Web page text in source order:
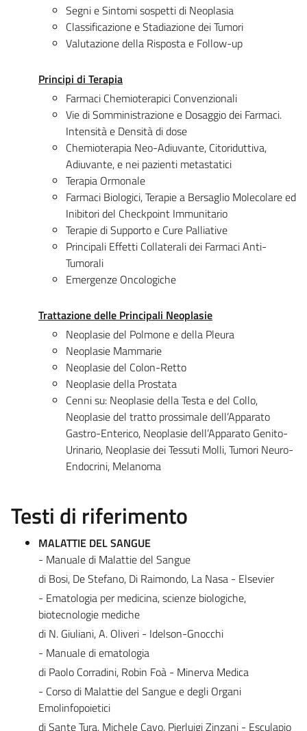
Segni e Sintomi sospetti di Neoplasia
Classificazione e Stadiazione dei Tumori
Valutazione della Risposta e Follow-up
Principi di Terapia
Farmaci Chemioterapici Convenzionali
Vie di Somministrazione e Dosaggio dei Farmaci.
Intensità e Densità di dose
Chemioterapia Neo-Adiuvante, Citoriduttiva,
Adiuvante, e nei pazienti metastatici
Terapia Ormonale
Farmaci Biologici, Terapie a Bersaglio Molecolare ed
Inibitori del Checkpoint Immunitario
Terapie di Supporto e Cure Palliative
Principali Effetti Collaterali dei Farmaci Anti-
Tumorali
Emergenze Oncologiche
Trattazione delle Principali Neoplasie
Neoplasie del Polmone e della Pleura
Neoplasie Mammarie
Neoplasie del Colon-Retto
Neoplasie della Prostata
Cenni su: Neoplasie della Testa e del Collo,
Neoplasie del tratto prossimale dell’Apparato
Gastro-Enterico, Neoplasie dell’Apparato Genito-
Urinario, Neoplasie dei Tessuti Molli, Tumori Neuro-
Endocrini, Melanoma
Testi di riferimento
MALATTIE DEL SANGUE
- Manuale di Malattie del Sangue
di Bosi, De Stefano, Di Raimondo, La Nasa - Elsevier
- Ematologia per medicina, scienze biologiche,
biotecnologie mediche
di N. Giuliani, A. Oliveri - Idelson-Gnocchi
- Manuale di ematologia
di Paolo Corradini, Robin Foà - Minerva Medica
- Corso di Malattie del Sangue e degli Organi
Emolinfopoietici
di Sante Tura, Michele Cavo, Pierluigi Zinzani - Esculapio